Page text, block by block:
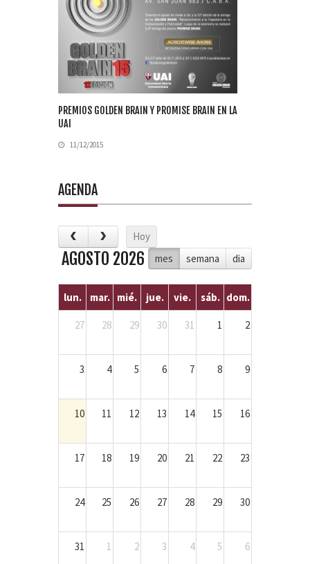
PREMIOS GOLDEN BRAIN Y PROMISE BRAIN EN LA
UAI
11/12/2015
AGENDA
Hoy
mes
semana dia
AGOSTO 2026
lun. mar. mié. jue. vie. sáb. dom.
27 28 29 30 31 1 2
3 4 5 6 7 8 9
10 11 12 13 14 15 16
17 18 19 20 21 22 23
24 25 26 27 28 29 30
31 1 2 3 4 5 6